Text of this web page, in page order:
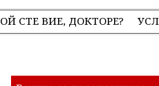
СТЕ ВИЕ, ДОКТОРЕ?